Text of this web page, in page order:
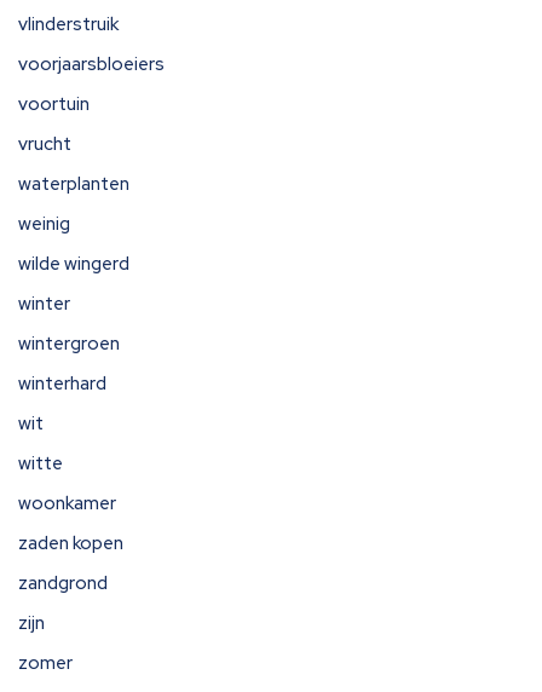
vlinderstruik
voorjaarsbloeiers
voortuin
vrucht
waterplanten
weinig
wilde wingerd
winter
wintergroen
winterhard
wit
witte
woonkamer
zaden kopen
zandgrond
zijn
zomer